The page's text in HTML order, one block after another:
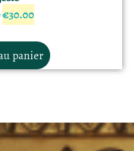
€30.00
panier